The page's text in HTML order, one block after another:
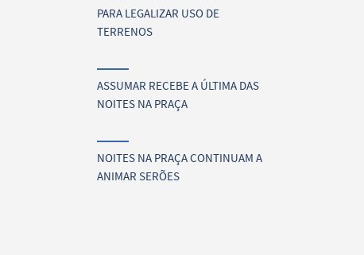
PARA LEGALIZAR USO DE
TERRENOS
ASSUMAR RECEBE A ÚLTIMA DAS
NOITES NA PRAÇA
NOITES NA PRAÇA CONTINUAM A
ANIMAR SERÕES